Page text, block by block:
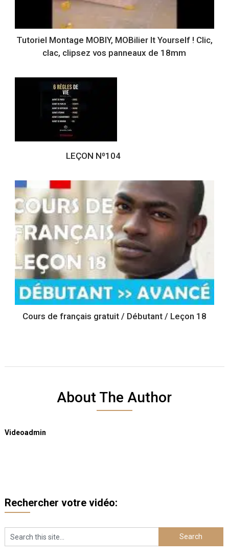
Tutoriel Montage MOBIY, MOBilier It Yourself ! Clic,
clac, clipsez vos panneaux de 18mm
LEÇON N⁰104
Cours de français gratuit / Débutant / Leçon 18
About The Author
Videoadmin
Rechercher votre vidéo: